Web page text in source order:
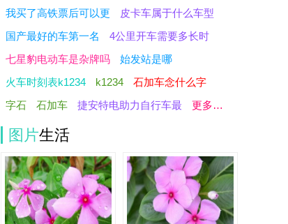
我买了高铁票后可以更
皮卡车属于什么车型
国产最好的车第一名
4公里开车需要多长时
七星豹电动车是杂牌吗
始发站是哪
火车时刻表k1234
k1234
石加车念什么字
字石
石加车 捷安特电助力自行车最 更多…
图片生活